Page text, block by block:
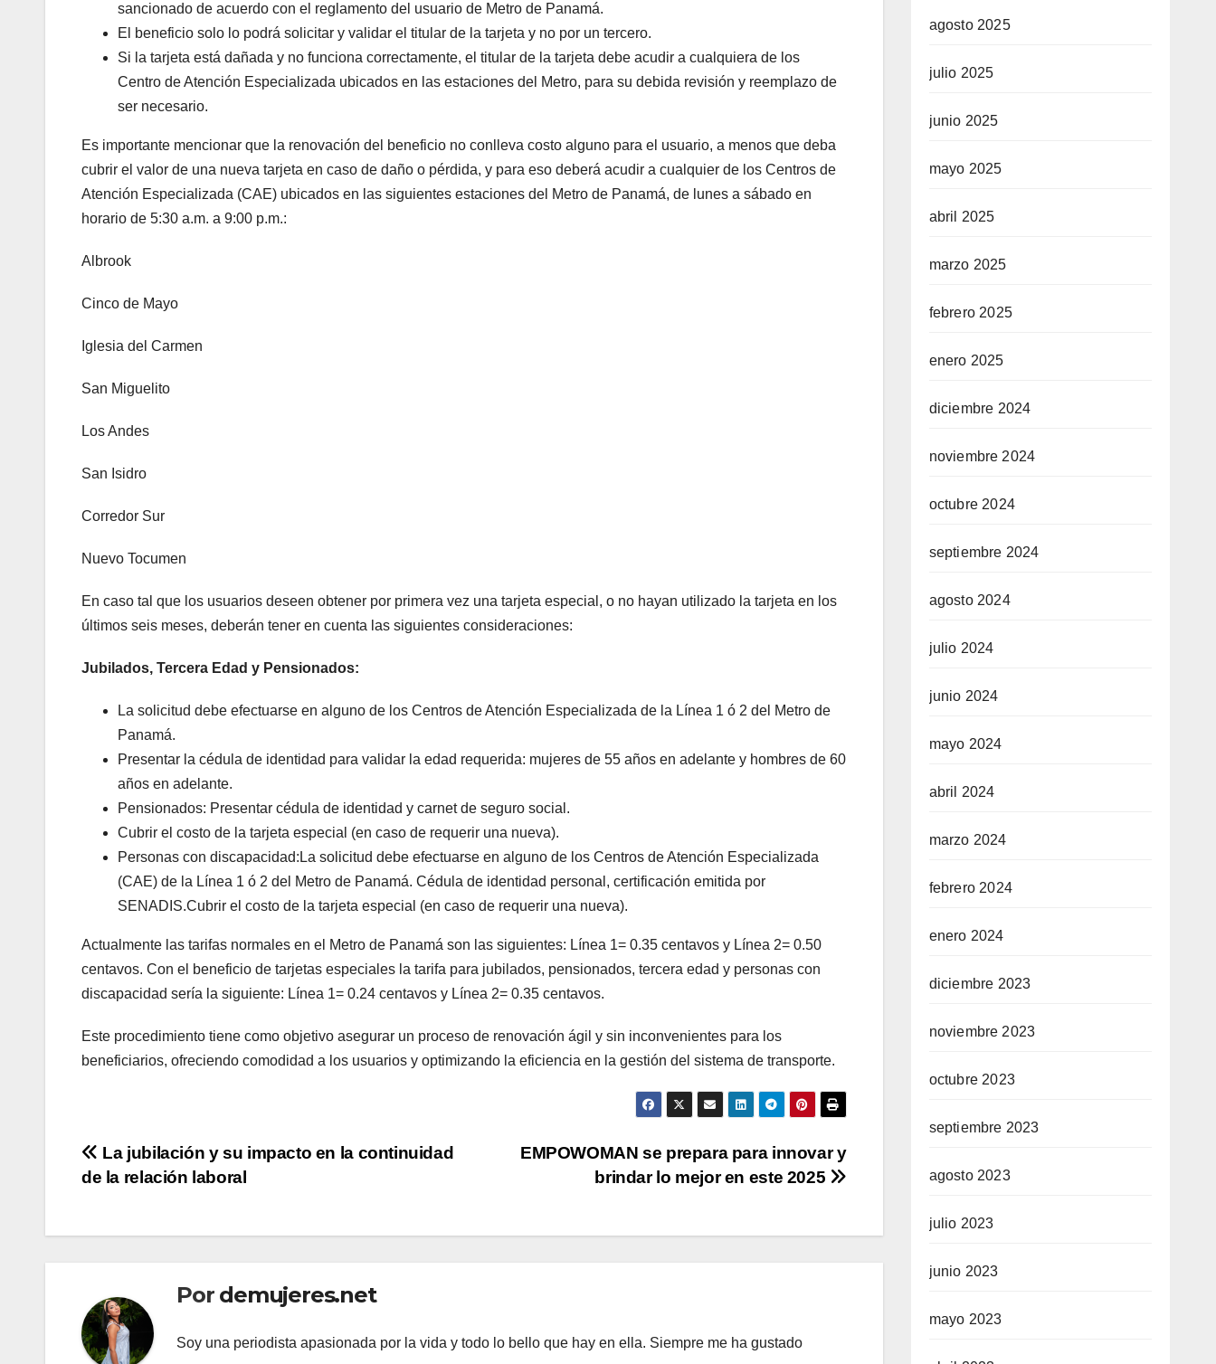
sancionado de acuerdo con el reglamento del usuario de Metro de Panamá.
El beneficio solo lo podrá solicitar y validar el titular de la tarjeta y no por un tercero.
Si la tarjeta está dañada y no funciona correctamente, el titular de la tarjeta debe acudir a cualquiera de los
Centro de Atención Especializada ubicados en las estaciones del Metro, para su debida revisión y reemplazo de
ser necesario.
Es importante mencionar que la renovación del beneficio no conlleva costo alguno para el usuario, a menos que deba
cubrir el valor de una nueva tarjeta en caso de daño o pérdida, y para eso deberá acudir a cualquier de los Centros de
Atención Especializada (CAE) ubicados en las siguientes estaciones del Metro de Panamá, de lunes a sábado en
horario de 5:30 a.m. a 9:00 p.m.:
Albrook
Cinco de Mayo
Iglesia del Carmen
San Miguelito
Los Andes
San Isidro
Corredor Sur
Nuevo Tocumen
En caso tal que los usuarios deseen obtener por primera vez una tarjeta especial, o no hayan utilizado la tarjeta en los
últimos seis meses, deberán tener en cuenta las siguientes consideraciones:
Jubilados, Tercera Edad y Pensionados:
La solicitud debe efectuarse en alguno de los Centros de Atención Especializada de la Línea 1 ó 2 del Metro de
Panamá.
Presentar la cédula de identidad para validar la edad requerida: mujeres de 55 años en adelante y hombres de 60
años en adelante.
Pensionados: Presentar cédula de identidad y carnet de seguro social.
Cubrir el costo de la tarjeta especial (en caso de requerir una nueva).
Personas con discapacidad:La solicitud debe efectuarse en alguno de los Centros de Atención Especializada
(CAE) de la Línea 1 ó 2 del Metro de Panamá. Cédula de identidad personal, certificación emitida por
SENADIS.Cubrir el costo de la tarjeta especial (en caso de requerir una nueva).
Actualmente las tarifas normales en el Metro de Panamá son las siguientes: Línea 1= 0.35 centavos y Línea 2= 0.50
centavos. Con el beneficio de tarjetas especiales la tarifa para jubilados, pensionados, tercera edad y personas con
discapacidad sería la siguiente: Línea 1= 0.24 centavos y Línea 2= 0.35 centavos.
Este procedimiento tiene como objetivo asegurar un proceso de renovación ágil y sin inconvenientes para los
beneficiarios, ofreciendo comodidad a los usuarios y optimizando la eficiencia en la gestión del sistema de transporte.
Navegación
entradas
EMPOWOMAN se prepara para innovar y
brindar lo mejor en este 2025
La jubilación y su impacto en la continuidad
de la relación laboral
Por demujeres.net
Soy una periodista apasionada por la vida y todo lo bello que hay en ella. Siempre me ha gustado
agosto 2025
julio 2025
junio 2025
mayo 2025
abril 2025
marzo 2025
febrero 2025
enero 2025
diciembre 2024
noviembre 2024
octubre 2024
septiembre 2024
agosto 2024
julio 2024
junio 2024
mayo 2024
abril 2024
marzo 2024
febrero 2024
enero 2024
diciembre 2023
noviembre 2023
octubre 2023
septiembre 2023
agosto 2023
julio 2023
junio 2023
mayo 2023